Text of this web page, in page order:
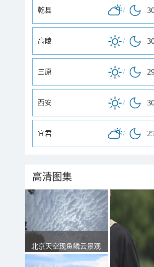
乾县 /
高陵 /
三原 /
西安 /
宜君 /
高清图集
北京天空现鱼鳞云景观